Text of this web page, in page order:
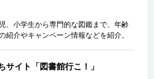
、小学生から専門的な図鑑まで、年齢
紹介やキャンペーン情報などを紹介。
サイト「図書館行こ！」